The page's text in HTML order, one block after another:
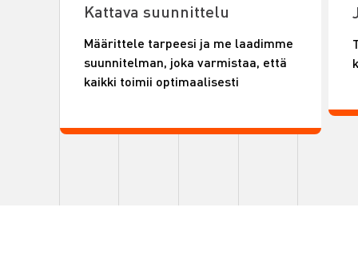
Kattava suunnittelu
Määrittele tarpeesi ja me laadimme
suunnitelman, joka varmistaa, että
kaikki toimii optimaalisesti